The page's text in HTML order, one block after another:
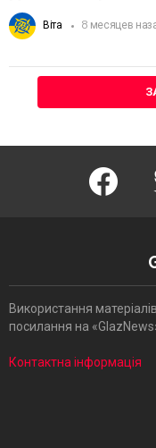
Віта 8 месяцев
facebook
Використання
посилання на
Контактна інформація